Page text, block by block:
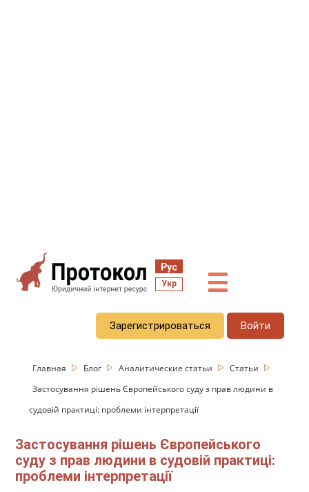
Рус
Укр ☰
Зарегистрироваться Войти
Главная Блог Аналитические статьи
Статьи
Застосування рішень Європейського суду з прав людини в
судовій практиці: проблеми інтерпретації
Застосування рішень Європейського
суду з прав людини в судовій практиці:
проблеми інтерпретації